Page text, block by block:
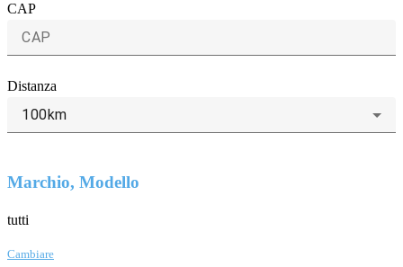
CAP
Distanza
100km
Marchio, Modello
tutti
Cambiare